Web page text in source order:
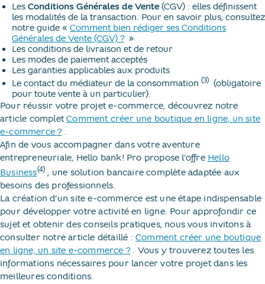
Les Conditions Générales de Vente (CGV) : elles définissent
les modalités de la transaction. Pour en savoir plus, consultez
notre guide « Comment bien rédiger ses Conditions
Générales de Vente (CGV) ?​ »
Les conditions de livraison et de retour
Les modes de paiement acceptés
Les garanties applicables aux produits
Le contact du médiateur de la consommation (3) ​ (obligatoire
pour toute vente à un particulier).
Pour réussir votre projet e-commerce, découvrez notre
article completComment créer une boutique en ligne, un site
e-commerce ?​.
Afin de vous accompagner dans votre aventure
entrepreneuriale, Hello bank! Pro propose l’offre Hello
Business(4) ​, une solution bancaire complète adaptée aux
besoins des professionnels.
La création d’un site e-commerce est une étape indispensable
pour développer votre activité en ligne. Pour approfondir ce
sujet et obtenir des conseils pratiques, nous vous invitons à
consulter notre article détaillé : Comment créer une boutique
en ligne, un site e-commerce ?​. Vous y trouverez toutes les
informations nécessaires pour lancer votre projet dans les
meilleures conditions.